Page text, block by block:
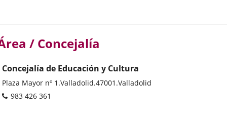
/ Concejalía
Concejalía de Educación y Cultura
Dirección
postal
Plaza Mayor nº 1.Valladolid.47001.Valladolid
Teléfonos
983 426 361